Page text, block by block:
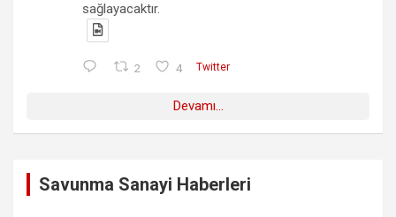
sağlayacaktır.
2 4 Twitter
Devamı...
Savunma Sanayi Haberleri